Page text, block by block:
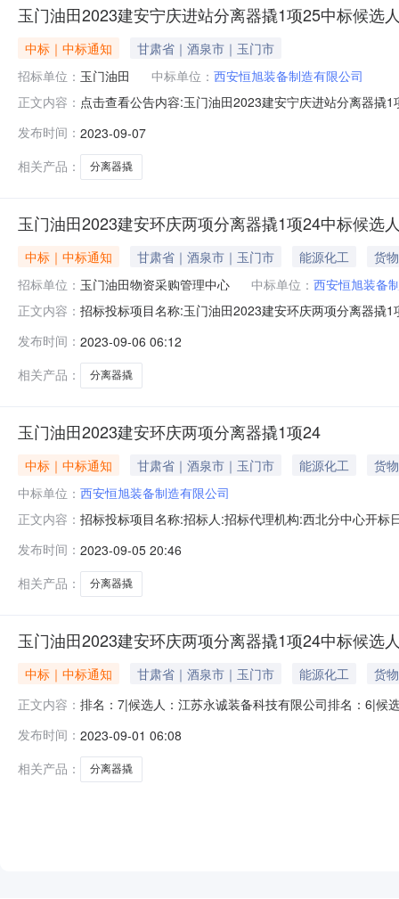
玉门油田2023建安宁庆进站分离器撬1项25中标候选
中标｜中标通知
甘肃省｜酒泉市｜玉门市
招标单位： 玉门油田 中标单位： 西安恒旭装备制造有限公司
正文内容： 点击查看公告内容:玉门油田2023建安宁庆进站分离器撬
公司排名：3|候选人：西安龙源石化设备有限公司排名
非标设备有限
发布时间： 2023-09-07
相关产品：
分离器撬
玉门油田2023建安环庆两项分离器撬1项24中标候选
中标｜中标通知 甘肃省｜酒泉市｜玉门市 能源化工
货物
招标单位： 玉门油田物资采购管理中心 中标单位： 西安恒旭装备
正文内容： 招标投标项目名称:玉门油田2023建安环庆两项分离器撬
至null
发布时间： 2023-09-06 06:12
相关产品：
分离器撬
玉门油田2023建安环庆两项分离器撬1项24
中标｜中标通知 甘肃省｜酒泉市｜玉门市 能源化工
货物
中标单位： 西安恒旭装备制造有限公司
正文内容： 招标投标项目名称:招标人:招标代理机构:西北分中心开
发布时间： 2023-09-05 20:46
相关产品：
分离器撬
玉门油田2023建安环庆两项分离器撬1项24中标候选
中标｜中标通知 甘肃省｜酒泉市｜玉门市 能源化工
货物
正文内容： 排名：7|候选人：江苏永诚装备科技有限公司排名：6|候
发布时间： 2023-09-01 06:08
相关产品：
分离器撬